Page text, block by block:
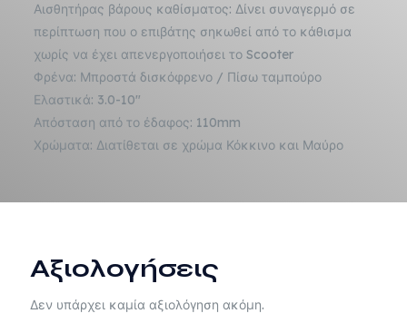
Αισθητήρας βάρους καθίσματος: Δίνει συναγερμό σε
περίπτωση που ο επιβάτης σηκωθεί από το κάθισμα
χωρίς να έχει απενεργοποιήσει το Scooter
Φρένα: Μπροστά δισκόφρενο / Πίσω ταμπούρο
Ελαστικά: 3.0-10″
Απόσταση από το έδαφος: 110mm
Χρώματα: Διατίθεται σε χρώμα Κόκκινο και Μαύρο
Αξιολογήσεις
Δεν υπάρχει καμία αξιολόγηση ακόμη.